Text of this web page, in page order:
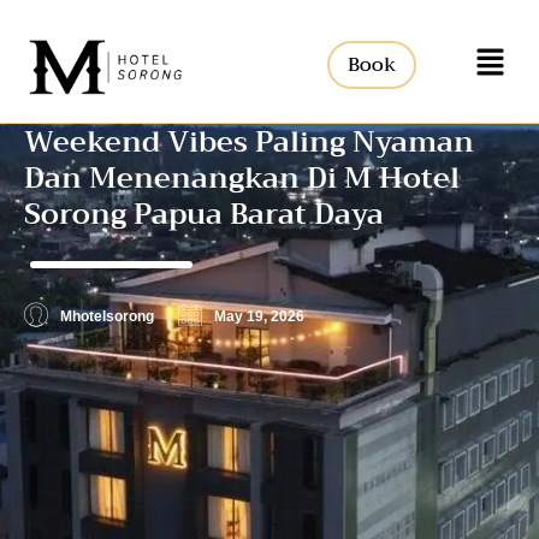
Book
Weekend Vibes Paling Nyaman
Dan Menenangkan Di M Hotel
Sorong Papua Barat Daya
Mhotelsorong May 19, 2026